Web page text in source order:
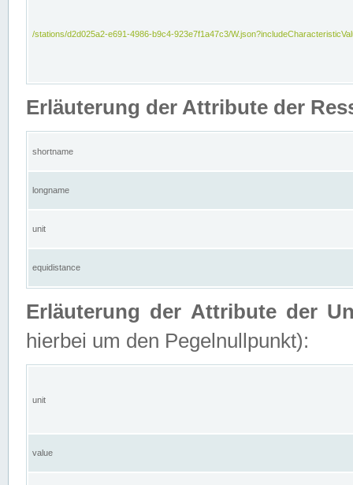
/stations/d2d025a2-e691-4986-b9c4-923e7f1a47c3/
Erläuterung der Attribute der
shortname
longname
unit
equidistance
Erläuterung der Attribute der
hierbei um den Pegelnullpunkt):
unit
value